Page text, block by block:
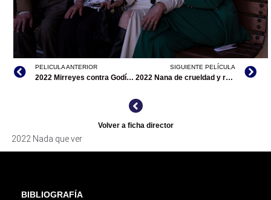
NADA QUE VER, ARCHIVO DDCM
PELICULA ANTERIOR
2022 Mirreyes contra Godínez 2: El retiro
SIGUIENTE PELÍCULA
2022 Nana de crueldad y realidad
Volver a ficha director
2022 Nada que ver
BIBLIOGRAFÍA